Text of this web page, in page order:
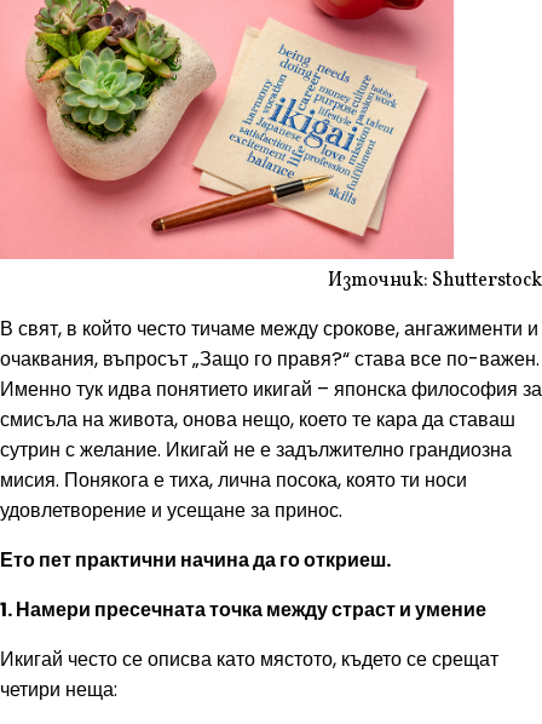
Източник: Shutterstock
В свят, в който често тичаме между срокове, ангажименти и
очаквания, въпросът „Защо го правя?“ става все по-важен.
Именно тук идва понятието икигай – японска философия за
смисъла на живота, онова нещо, което те кара да ставаш
сутрин с желание. Икигай не е задължително грандиозна
мисия. Понякога е тиха, лична посока, която ти носи
удовлетворение и усещане за принос.
Ето пет практични начина да го откриеш.
1. Намери пресечната точка между страст и умение
Икигай често се описва като мястото, където се срещат
четири неща: